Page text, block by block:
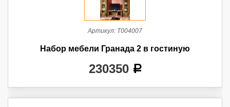
Артикул: Т004007
Набор мебели Гранада 2 в гостиную
230350 a